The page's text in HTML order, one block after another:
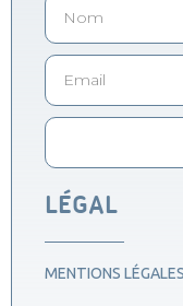
LÉGAL
MENTIONS LÉGALES